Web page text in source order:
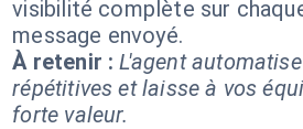
visibilité complète sur
message envoyé.
À retenir : L'agent
répétitives et laisse à vos
forte valeur.